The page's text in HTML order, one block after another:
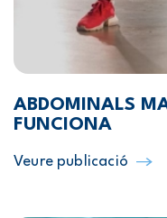
ABDOMINALS
FUNCIONA
Veure publicació